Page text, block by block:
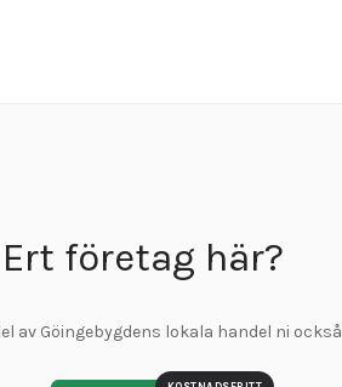
Ert företag här?
av Göingebygdens lokala handel ni också